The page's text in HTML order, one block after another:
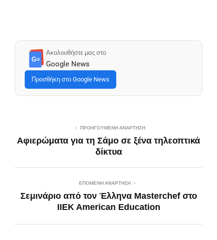
G≡
Ακολουθήστε μας στο
Google News
Προσθήκη στο Google News
ΠΡΟΗΓΟΎΜΕΝΗ ΑΝΆΡΤΗΣΗ
Αφιερώματα για τη Σάμο σε ξένα τηλεοπτικά
δίκτυα
ΕΠΌΜΕΝΗ ΑΝΆΡΤΗΣΗ
Σεμινάριο από τον Έλληνα Masterchef στο
IΙEK American Education